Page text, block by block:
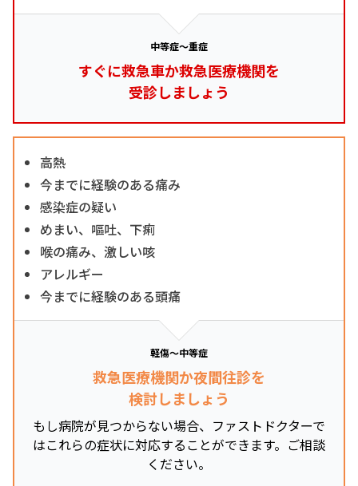
中等症～重症
すぐに救急車か救急医療機関を
受診しましょう
高熱
今までに経験のある痛み
感染症の疑い
めまい、嘔吐、下痢
喉の痛み、激しい咳
アレルギー
今までに経験のある頭痛
軽傷～中等症
救急医療機関か夜間往診を
検討しましょう
もし病院が見つからない場合、ファストドクターで
はこれらの症状に対応することができます。ご相談
ください。